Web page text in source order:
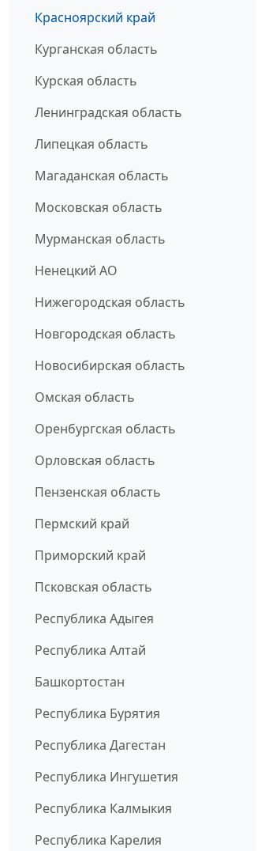
Красноярский край
Курганская область
Курская область
Ленинградская область
Липецкая область
Магаданская область
Московская область
Мурманская область
Ненецкий АО
Нижегородская область
Новгородская область
Новосибирская область
Омская область
Оренбургская область
Орловская область
Пензенская область
Пермский край
Приморский край
Псковская область
Республика Адыгея
Республика Алтай
Башкортостан
Республика Бурятия
Республика Дагестан
Республика Ингушетия
Республика Калмыкия
Республика Карелия